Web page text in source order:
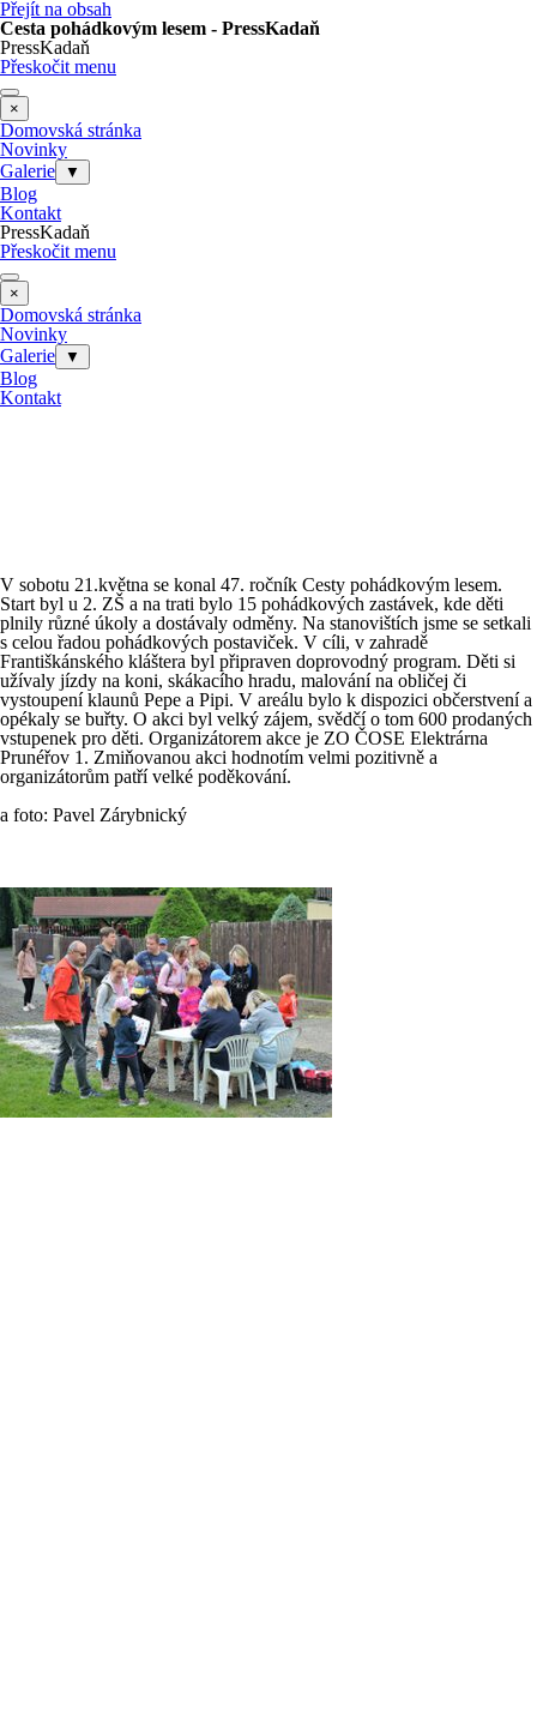
Přejít na obsah
Cesta pohádkovým lesem - PressKadaň
PressKadaň
Přeskočit menu
×
Domovská stránka
Novinky
Galerie
▼
Blog
Kontakt
PressKadaň
Přeskočit menu
×
Domovská stránka
Novinky
Galerie
▼
Blog
Kontakt
V sobotu 21.května se konal 47. ročník Cesty pohádkovým lesem.
Start byl u 2. ZŠ a na trati bylo 15 pohádkových zastávek, kde děti
plnily různé úkoly a dostávaly odměny. Na stanovištích jsme se setkali
s celou řadou pohádkových postaviček. V cíli, v zahradě
Františkánského kláštera byl připraven doprovodný program. Děti si
užívaly jízdy na koni, skákacího hradu, malování na obličej či
vystoupení klaunů Pepe a Pipi. V areálu bylo k dispozici občerstvení a
opékaly se buřty. O akci byl velký zájem, svědčí o tom 600 prodaných
vstupenek pro děti. Organizátorem akce je ZO ČOSE Elektrárna
Prunéřov 1. Zmiňovanou akci hodnotím velmi pozitivně a
organizátorům patří velké poděkování.
a foto: Pavel Zárybnický